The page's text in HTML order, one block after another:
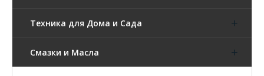
Техника для Дома и Сада
Смазки и Масла